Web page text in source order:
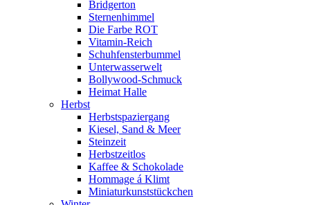
Bridgerton
Sternenhimmel
Die Farbe ROT
Vitamin-Reich
Schuhfensterbummel
Unterwasserwelt
Bollywood-Schmuck
Heimat Halle
Herbst
Herbstspaziergang
Kiesel, Sand & Meer
Steinzeit
Herbstzeitlos
Kaffee & Schokolade
Hommage á Klimt
Miniaturkunststückchen